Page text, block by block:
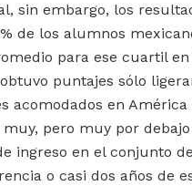
sin embargo, los
de los alumnos
para ese cuartil en
puntajes sólo
acomodados en
pero muy por
ingreso en el conjunto
o casi dos años de